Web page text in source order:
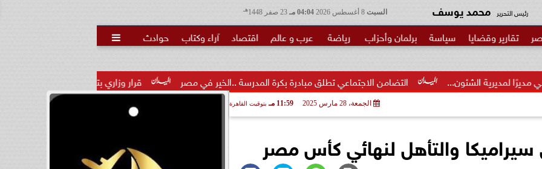
السبت 04:04 مـ هـ رئيس التحرير محمد يوسف
تقارير وقضايا سياسة برلمان وأحزاب رياضة عرب و عالم اقتصاد آراء وكتاب حوادث 
قرار وزاري بتكليف الدكتور تامر عاطف مدكور مديرًا التضامن الاجتماعي تطلق مبادرة بكرة المدرسة ..الخير في مصر
الجمعة، 28 مارس 2025 11:59 مـ بتوقيت القاهرة
سيراميكا والتأهل لنهائي كأس مصر